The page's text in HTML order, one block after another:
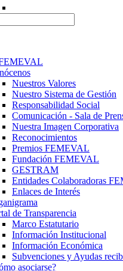
Nuestros Valores
Nuestro Sistema de Gestión
Responsabilidad Social
Comunicación - Sala de
Nuestra Imagen Corporativa
Reconocimientos
Premios FEMEVAL
Fundación FEMEVAL
GESTRAM
Entidades Colaboradoras
Enlaces de Interés
de Transparencia
Marco Estatutario
Información Institucional
Información Económica
Subvenciones y Ayudas
asociarse?